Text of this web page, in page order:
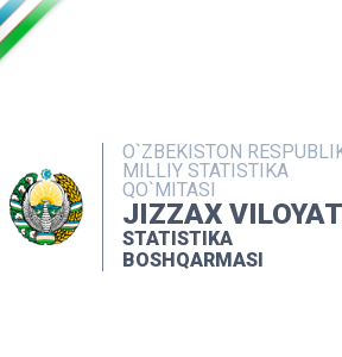
O`ZBEKISTON
MILLIY STATISTIKA
QO`MITASI
JIZZAX
STATISTIKA
BOSHQARMASI
NASHRLAR
INTERAKTIV
MATBUOT XIZMATI